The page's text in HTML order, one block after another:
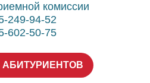
комиссии
249-94-52
602-50-75
АБИТУРИЕНТОВ